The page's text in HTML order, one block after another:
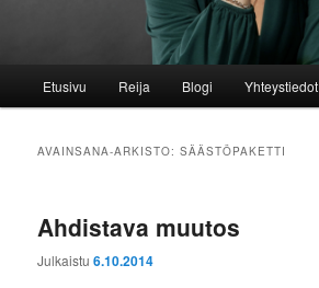
Etusivu Reija Blogi Yhteystiedot
AVAINSANA-ARKISTO:SÄÄSTÖPAKETTI
Ahdistava muutos
Julkaistu6.10.2014